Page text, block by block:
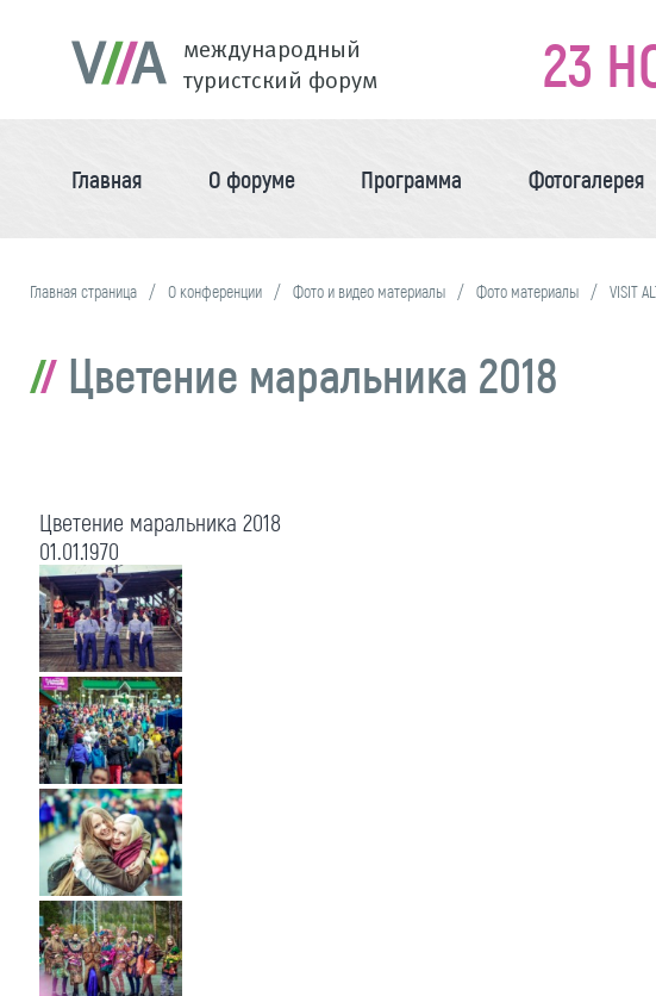
международный
туристский форум
23
Главная О форуме Программа Фотогалерея
Главная страница О конференции Фото и видео материалы Фото материалы VISIT
Цветение маральника 2018
Цветение маральника 2018
01.01.1970